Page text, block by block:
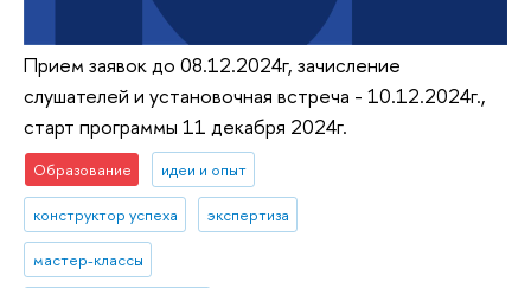
Прием заявок до 08.12.2024г, зачисление
слушателей и установочная встреча - 10.12.2024г.,
старт программы 11 декабря 2024г.
Образование идеи и опыт
конструктор успеха экспертиза
мастер-классы